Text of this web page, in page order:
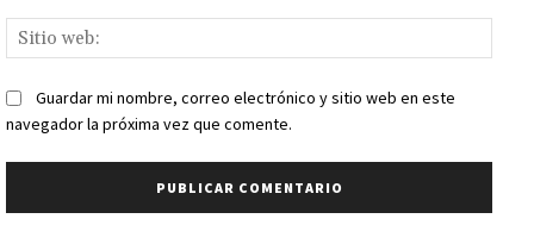
web:
Guardar mi nombre, correo electrónico y sitio web en este
navegador la próxima vez que comente.